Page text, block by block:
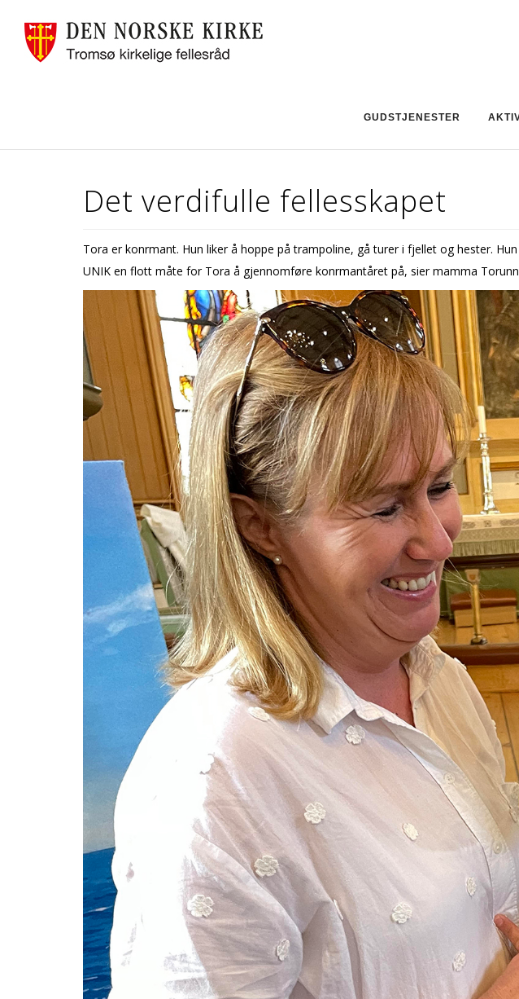
GUDSTJENESTER
Det verdifulle fellesskapet
Tora er konfirmant. Hun liker å hoppe på trampoline, gå turer i fjellet og hester.
UNIK en flott måte for Tora å gjennomføre konfirmantåret på, sier mamma